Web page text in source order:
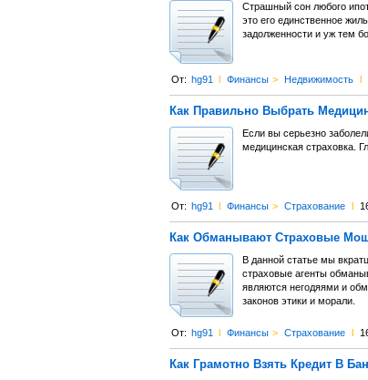
Страшный сон любого
это его единственное
задолженности и уж тем
От: hg91 l Финансы > Недвижимость l
Как Правильно Выбрать
Если вы серьезно
медицинская страховка.
От: hg91 l Финансы > Страхование l
Как Обманывают Страховые
В данной статье мы
страховые агенты
являются негодяями и
законов этики и морали.
От: hg91 l Финансы > Страхование l
Как Грамотно Взять Кредит В